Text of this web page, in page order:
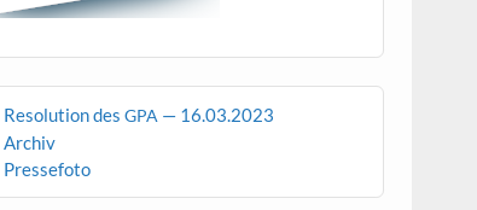
Resolution desGPA — 16.03.2023
Archiv
Pressefoto